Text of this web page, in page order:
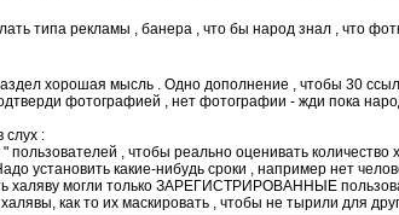
типа рекламы , банера , что бы народ знал , что
хорошая мысль . Одно дополнение , чтобы 30
фотографией , нет фотографии - жди пока
слух :
" пользователей , чтобы реально оценивать
установить какие-нибудь сроки , например нет
халяву могли только ЗАРЕГИСТРИРОВАННЫЕ
как то их маскировать , чтобы не тырили для